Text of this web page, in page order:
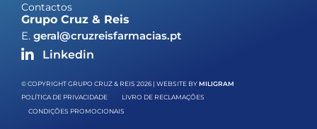
Contactos
Grupo Cruz & Reis
E. geral@cruzreisfarmacias.pt
Linkedin
© COPYRIGHT GRUPO CRUZ & REIS 2026 | WEBSITE BYMILIGRAM
POLÍTICA DE PRIVACIDADE
LIVRO DE RECLAMAÇÕES
CONDIÇÕES PROMOCIONAIS